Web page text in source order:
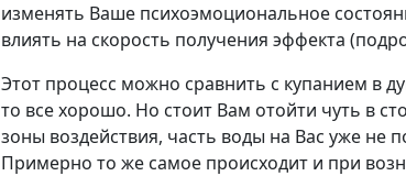
изменять Ваше психоэмоциональное
влиять на скорость получения эффекта
Этот процесс можно сравнить с купанием в
то все хорошо. Но стоит Вам отойти чуть в
зоны воздействия, часть воды на Вас уже не
Примерно то же самое происходит и при